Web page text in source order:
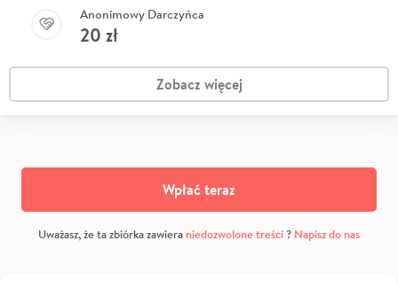
Anonimowy Darczyńca
20 zł
Zobacz więcej
Wpłać teraz
Uważasz, że ta zbiórka zawiera niedozwolone treści? Napisz do nas